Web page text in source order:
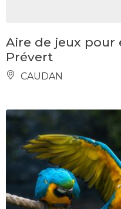
Aire de jeux pour
Prévert
CAUDAN